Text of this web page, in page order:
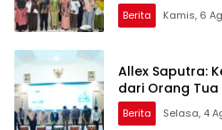
Berita Kamis, 6
Allex Saputra:
dari Orang
Berita Selasa, 4